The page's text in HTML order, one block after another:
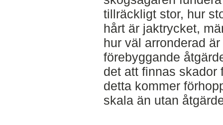
tillräckligt stor, hur
hårt är jaktrycket,
hur väl arronderad
förebyggande
det att finnas skador
detta kommer
skala än utan